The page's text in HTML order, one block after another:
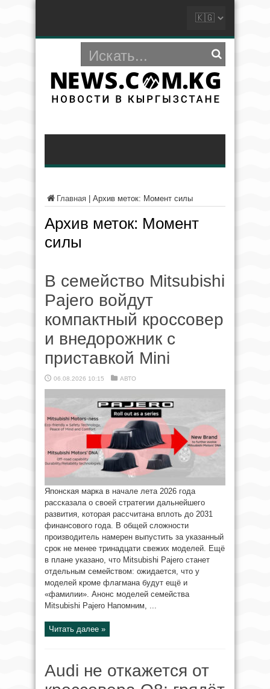
Главная Архив меток: Момент силы
Архив меток: Момент
силы
В семейство Mitsubishi
Pajero войдут
компактный кроссовер
и внедорожник с
приставкой Mini
06.08.2026 10:15 АВТО
Японская марка в начале лета 2026 года
рассказала о своей стратегии дальнейшего
развития, которая рассчитана вплоть до 2031
финансового года. В общей сложности
производитель намерен выпустить за указанный
срок не менее тринадцати свежих моделей. Ещё
в плане указано, что Mitsubishi Pajero станет
отдельным семейством: ожидается, что у
моделей кроме флагмана будут ещё и
«фамилии». Анонс моделей семейства
Mitsubishi Pajero Напомним, ...
Читать далее »
Audi не откажется от